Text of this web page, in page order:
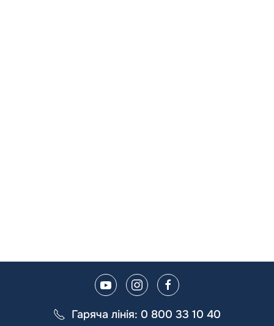
Гаряча лінія: 0 800 33 10 40